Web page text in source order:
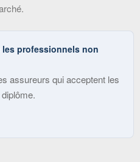
professionnels non
assureurs qui acceptent les